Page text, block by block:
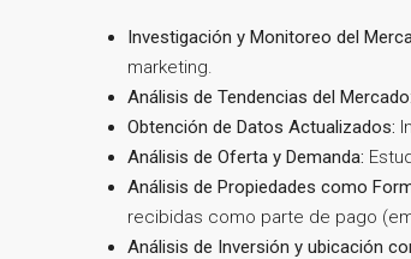
Investigación y Monitoreo del
marketing.
Análisis de Tendencias del Mercado:
Obtención de Datos Actualizados:
Análisis de Oferta y Demanda:
Análisis de Propiedades como
recibidas como parte de pago
Análisis de Inversión y ubicación